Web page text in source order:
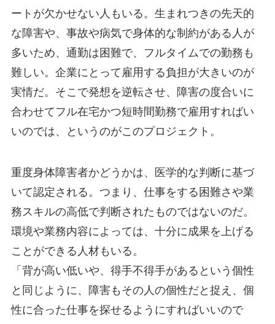
ートが欠かせない人もいる。生まれつきの先天的
な障害や、事故や病気で身体的な制約がある人が
多いため、通勤は困難で、フルタイムでの勤務も
難しい。企業にとって雇用する負担が大きいのが
実情だ。そこで発想を逆転させ、障害の度合いに
合わせてフル在宅かつ短時間勤務で雇用すればい
いのでは、というのがこのプロジェクト。
重度身体障害者かどうかは、医学的な判断に基づ
いて認定される。つまり、仕事をする困難さや業
務スキルの高低で判断されたものではないのだ。
環境や業務内容によっては、十分に成果を上げる
ことができる人材もいる。
「背が高い低いや、得手不得手があるという個性
と同じように、障害もその人の個性だと捉え、個
性に合った仕事を探せるようにすればいいので